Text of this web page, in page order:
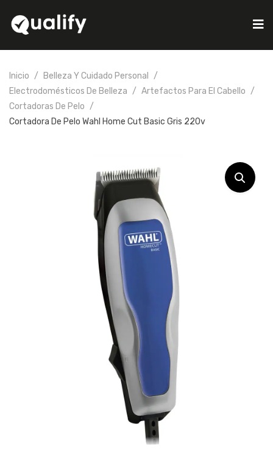
Inicio
Belleza Y Cuidado Personal
Electrodomésticos De Belleza
Artefactos Para El Cabello
Cortadoras De Pelo
Cortadora De Pelo Wahl Home Cut Basic Gris 220v